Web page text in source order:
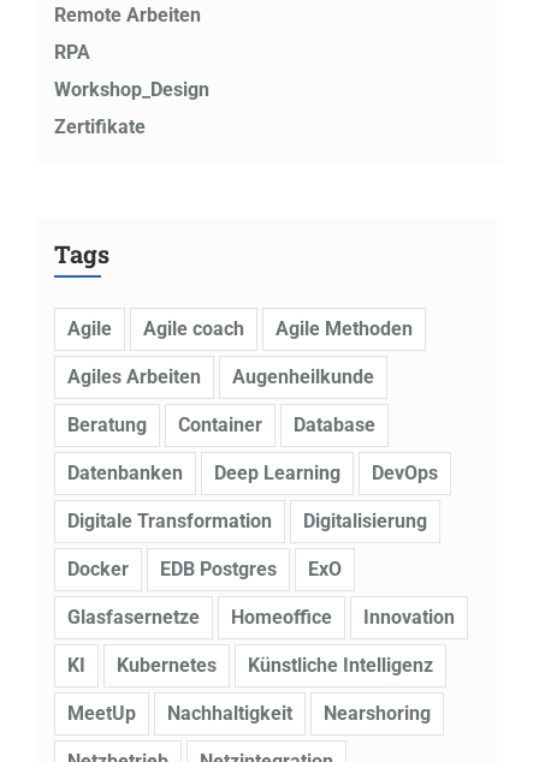
Remote Arbeiten
RPA
Workshop_Design
Zertifikate
Tags
Agile Agile coach Agile Methoden
Agiles Arbeiten Augenheilkunde
Beratung Container Database
Datenbanken Deep Learning DevOps
Digitale Transformation Digitalisierung
Docker EDB Postgres ExO
Glasfasernetze Homeoffice Innovation
KI Kubernetes Künstliche Intelligenz
MeetUp Nachhaltigkeit Nearshoring